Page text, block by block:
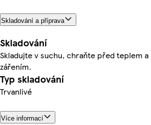
Skladování a příprava
Skladování
Skladujte v suchu, chraňte před teplem
zářením.
Typ skladování
Trvanlivé
Více informací